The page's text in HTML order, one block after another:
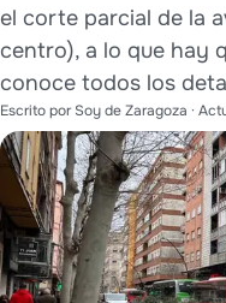
el corte parcial de la
centro), a lo que hay
conoce todos los
Escrito porSoy de Zaragoza ·